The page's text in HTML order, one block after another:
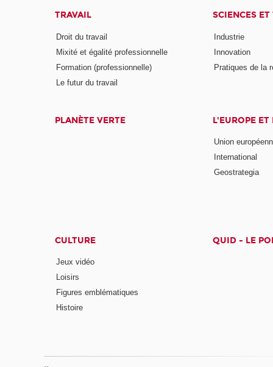
TRAVAIL
Droit du travail
Mixité et égalité professionnelle
Formation (professionnelle)
Le futur du travail
SCIENCES
Industrie
Innovation
Pratiques de la
PLANÈTE VERTE L'EUROPE
Union
International
Geostrategia
CULTURE
Jeux vidéo
Loisirs
Figures emblématiques
Histoire
QUID - LE